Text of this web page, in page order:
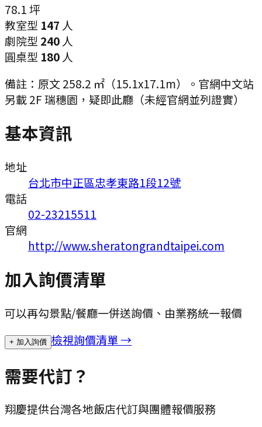
78.1坪
教室型 147 人
劇院型 240 人
圓桌型 180 人
備註： 原文 258.2 ㎡（15.1x17.1m）。官網中文站
另載 2F 瑞穗園，疑即此廳（未經官網並列證實）
基本資訊
地址
台北市中正區忠孝東路1段12號
電話
02-23215511
官網
http://www.sheratongrandtaipei.com
加入詢價清單
可以再勾景點/餐廳一併送詢價、由業務統一報價
+ 加入詢價 檢視詢價清單 →
需要代訂？
翔慶提供台灣各地飯店代訂與團體報價服務